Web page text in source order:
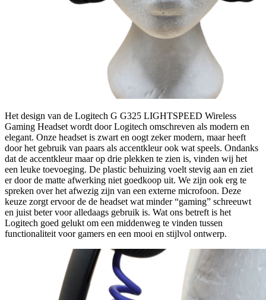
Het design van de Logitech G G325 LIGHTSPEED Wireless
Gaming Headset wordt door Logitech omschreven als modern en
elegant. Onze headset is zwart en oogt zeker modern, maar heeft
door het gebruik van paars als accentkleur ook wat speels. Ondanks
dat de accentkleur maar op drie plekken te zien is, vinden wij het
een leuke toevoeging. De plastic behuizing voelt stevig aan en ziet
er door de matte afwerking niet goedkoop uit. We zijn ook erg te
spreken over het afwezig zijn van een externe microfoon. Deze
keuze zorgt ervoor de de headset wat minder “gaming” schreeuwt
en juist beter voor alledaags gebruik is. Wat ons betreft is het
Logitech goed gelukt om een middenweg te vinden tussen
functionaliteit voor gamers en een mooi en stijlvol ontwerp.